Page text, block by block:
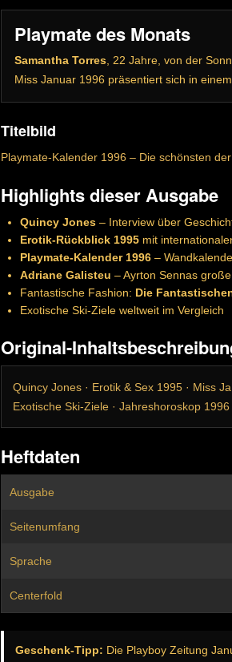
Playmate des Monats
Samantha Torres , 22 Jahre, von der
Miss Januar 1996 präsentiert sich in
Titelbild
Playmate-Kalender 1996 – Die schönsten
Highlights dieser Ausgabe
Quincy Jones – Interview über
Erotik-Rückblick 1995 mit
Playmate-Kalender 1996 –
Adriane Galisteu – Ayrton Sennas
Fantastische Fashion: Die
Exotische Ski-Ziele weltweit im Vergleich
Original-
Quincy Jones · Erotik & Sex 1995 · Miss
Exotische Ski-Ziele · Jahreshoroskop
Heftdaten
Ausgabe
Seitenumfang
Sprache
Centerfold
Geschenk-Tipp: Die Playboy Zeitung